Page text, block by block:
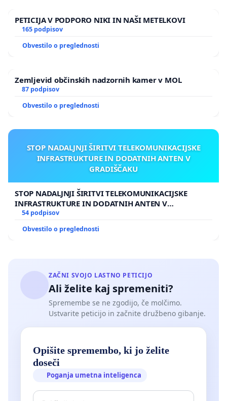
PETICIJA V PODPORO NIKI IN NAŠI METELKOVI
165 podpisov
Obvestilo o preglednosti
Zemljevid občinskih nadzornih kamer v MOL
87 podpisov
Obvestilo o preglednosti
STOP NADALJNJI ŠIRITVI TELEKOMUNIKACIJSKE
INFRASTRUKTURE IN DODATNIH ANTEN V
GRADIŠČAKU
STOP NADALJNJI ŠIRITVI TELEKOMUNIKACIJSKE
INFRASTRUKTURE IN DODATNIH ANTEN V
GRADIŠČAKU
54 podpisov
Obvestilo o preglednosti
ZAČNI SVOJO LASTNO PETICIJO
Ali želite kaj spremeniti?
Spremembe se ne zgodijo, če molčimo.
Ustvarite peticijo in začnite družbeno gibanje.
Opišite spremembo, ki jo želite
doseči
Poganja umetna inteligenca